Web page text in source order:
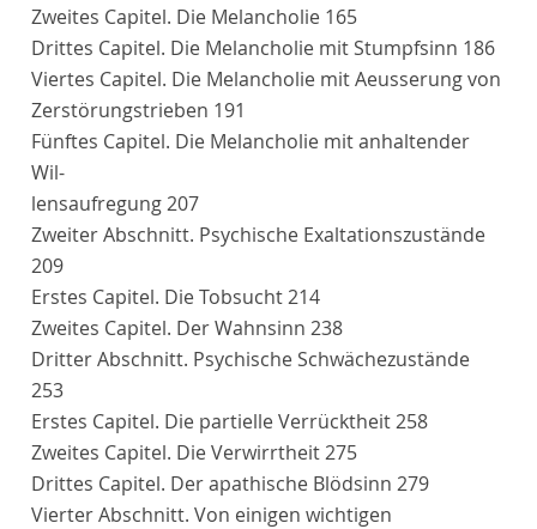
Zweites Capitel. Die Melancholie 165
Drittes Capitel. Die Melancholie mit Stumpfsinn 186
Viertes Capitel. Die Melancholie mit Aeusserung von
Zerstörungstrieben 191
Fünftes Capitel. Die Melancholie mit anhaltender
Wil-
lensaufregung207
Zweiter Abschnitt. Psychische Exaltationszustände
209
Erstes Capitel. Die Tobsucht214
Zweites Capitel. Der Wahnsinn 238
Dritter Abschnitt. Psychische Schwächezustände
253
Erstes Capitel. Die partielle Verrücktheit258
Zweites Capitel. Die Verwirrtheit275
Drittes Capitel. Der apathische Blödsinn 279
Vierter Abschnitt. Von einigen wichtigen